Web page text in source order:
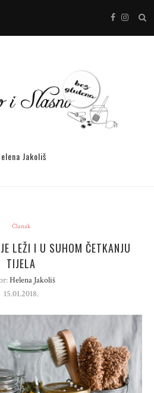
Jakoliš
Članak
LEŽI I U SUHOM ČETKANJU
TIJELA
Helena Jakoliš
15.01.2018.